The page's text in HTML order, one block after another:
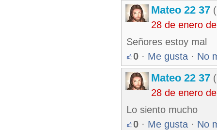
Mateo 22 37
28 de enero
Señores estoy mal
0 · Me gusta · No
Mateo 22 37
28 de enero
Lo siento mucho
0 · Me gusta · No